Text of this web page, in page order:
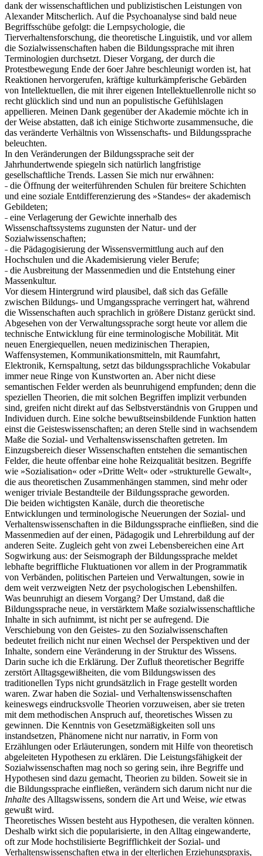
dank der wissenschaftlichen und publizistischen Leistungen von
Alexander Mitscherlich. Auf die Psychoanalyse sind bald neue
Begriffsschübe gefolgt: die Lernpsychologie, die
Tierverhaltensforschung, die theoretische Linguistik, und vor allem
die Sozialwissenschaften haben die Bildungssprache mit ihren
Terminologien durchsetzt. Dieser Vorgang, der durch die
Protestbewegung Ende der 6oer Jahre beschleunigt worden ist, hat
Reaktionen hervorgerufen, kräftige kulturkämpferische Gebärden
von Intellektuellen, die mit ihrer eigenen Intellektuellenrolle nicht so
recht glücklich sind und nun an populistische Gefühlslagen
appellieren. Meinen Dank gegenüber der Akademie möchte ich in
der Weise abstatten, daß ich einige Stichworte zusammensuche, die
das veränderte Verhältnis von Wissenschafts- und Bildungssprache
beleuchten.
In den Veränderungen der Bildungssprache seit der
Jahrhundertwende spiegeln sich natürlich langfristige
gesellschaftliche Trends. Lassen Sie mich nur erwähnen:
˗ die Öffnung der weiterführenden Schulen für breitere Schichten
und eine soziale Entdifferenzierung des »Standes« der akademisch
Gebildeten;
˗ eine Verlagerung der Gewichte innerhalb des
Wissenschaftssystems zugunsten der Natur- und der
Sozialwissenschaften;
˗ die Pädagogisierung der Wissensvermittlung auch auf den
Hochschulen und die Akademisierung vieler Berufe;
˗ die Ausbreitung der Massenmedien und die Entstehung einer
Massenkultur.
Vor diesem Hintergrund wird plausibel, daß sich das Gefälle
zwischen Bildungs- und Umgangssprache verringert hat, während
die Wissenschaften auch sprachlich in größere Distanz gerückt sind.
Abgesehen von der Verwaltungssprache sorgt heute vor allem die
technische Entwicklung für eine terminologische Mobilität. Mit
neuen Energiequellen, neuen medizinischen Therapien,
Waffensystemen, Kommunikationsmitteln, mit Raumfahrt,
Elektronik, Kernspaltung, setzt das bildungssprachliche Vokabular
immer neue Ringe von Kunstworten an. Aber nicht diese
semantischen Felder werden als beunruhigend empfunden; denn die
speziellen Theorien, die mit solchen Begriffen implizit verbunden
sind, greifen nicht direkt auf das Selbstverständnis von Gruppen und
Individuen durch. Eine solche bewußtseinsbildende Funktion hatten
einst die Geisteswissenschaften; an deren Stelle sind in wachsendem
Maße die Sozial- und Verhaltenswissenschaften getreten. Im
Einzugsbereich dieser Wissenschaften entstehen die semantischen
Felder, die heute offenbar eine hohe Reizqualität besitzen. Begriffe
wie »Sozialisation« oder »Dritte Welt« oder »strukturelle Gewalt«,
die aus theoretischen Zusammenhängen stammen, sind mehr oder
weniger triviale Bestandteile der Bildungssprache geworden.
Die beiden wichtigsten Kanäle, durch die theoretische
Entwicklungen und terminologische Neuerungen der Sozial- und
Verhaltenswissenschaften in die Bildungssprache einfließen, sind die
Massenmedien auf der einen, Pädagogik und Lehrerbildung auf der
anderen Seite. Zugleich geht von zwei Lebensbereichen eine Art
Sogwirkung aus: der Seismograph der Bildungssprache meldet
lebhafte begriffliche Fluktuationen vor allem in der Programmatik
von Verbänden, politischen Parteien und Verwaltungen, sowie in
dem weit verzweigten Netz der psychologischen Lebenshilfen.
Was beunruhigt an diesem Vorgang? Der Umstand, daß die
Bildungssprache neue, in verstärktem Maße sozialwissenschaftliche
Inhalte in sich aufnimmt, ist nicht per se aufregend. Die
Verschiebung von den Geistes- zu den Sozialwissenschaften
bedeutet freilich nicht nur einen Wechsel der Perspektiven und der
Inhalte, sondern eine Veränderung in der Struktur des Wissens.
Darin suche ich die Erklärung. Der Zufluß theoretischer Begriffe
zerstört Alltagsgewißheiten, die vom Bildungswissen des
traditionellen Typs nicht grundsätzlich in Frage gestellt worden
waren. Zwar haben die Sozial- und Verhaltenswissenschaften
keineswegs eindrucksvolle Theorien vorzuweisen, aber sie treten
mit dem methodischen Anspruch auf, theoretisches Wissen zu
gewinnen. Die Kenntnis von Gesetzmäßigkeiten soll uns
instandsetzen, Phänomene nicht nur narrativ, in Form von
Erzählungen oder Erläuterungen, sondern mit Hilfe von theoretisch
abgeleiteten Hypothesen zu erklären. Die Leistungsfähigkeit der
Sozialwissenschaften mag noch so gering sein, ihre Begriffe und
Hypothesen sind dazu gemacht, Theorien zu bilden. Soweit sie in
die Bildungssprache einfließen, verändern sich darum nicht nur die
Inhalte des Alltagswissens, sondern die Art und Weise, wie etwas
gewußt wird.
Theoretisches Wissen besteht aus Hypothesen, die veralten können.
Deshalb wirkt sich die popularisierte, in den Alltag eingewanderte,
oft zur Mode hochstilisierte Begrifflichkeit der Sozial- und
Verhaltenswissenschaften etwa in der elterlichen Erziehungspraxis,